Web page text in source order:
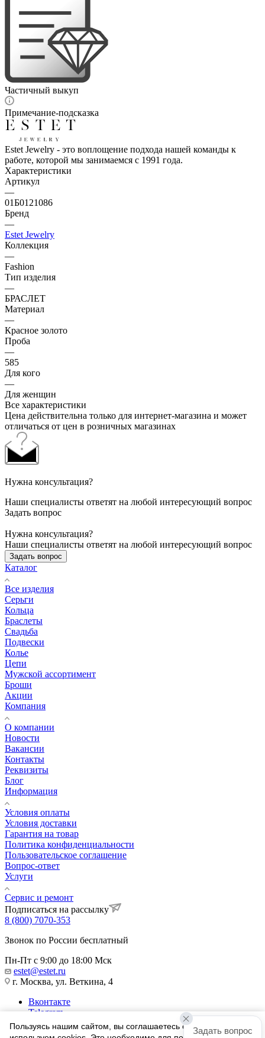
Частичный выкуп
Примечание-подсказка
Estet Jewelry - это воплощение подхода нашей команды к
работе, которой мы занимаемся с 1991 года.
Характеристики
Артикул
—
01Б0121086
Бренд
—
Estet Jewelry
Коллекция
—
Fashion
Тип изделия
—
БРАСЛЕТ
Материал
—
Красное золото
Проба
—
585
Для кого
—
Для женщин
Все характеристики
Цена действительна только для интернет-магазина и может
отличаться от цен в розничных магазинах
Нужна консультация?
Наши специалисты ответят на любой интересующий вопрос
Задать вопрос
Нужна консультация?
Наши специалисты ответят на любой интересующий вопрос
Задать вопрос
Каталог
Все изделия
Серьги
Кольца
Браслеты
Свадьба
Подвески
Колье
Цепи
Мужской ассортимент
Броши
Акции
Компания
О компании
Новости
Вакансии
Контакты
Реквизиты
Блог
Информация
Условия оплаты
Условия доставки
Гарантия на товар
Политика конфиденциальности
Пользовательское соглашение
Вопрос-ответ
Услуги
Сервис и ремонт
Подписаться на рассылку
8 (800) 7070-353
Звонок по России бесплатный
Пн-Пт с 9:00 до 18:00 Мск
estet@estet.ru
г. Москва, ул. Веткина, 4
Вконтакте
Telegram
Одноклассники
WhatsApp
Пользуясь нашим сайтом, вы соглашаетесь с тем, что мы
Задать вопрос